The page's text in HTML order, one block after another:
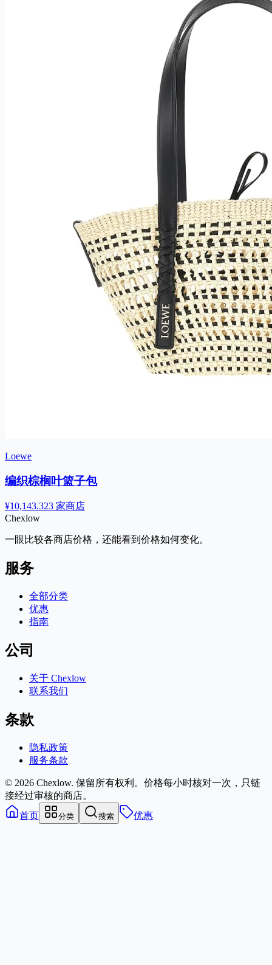
Loewe
编织棕榈叶篮子包
¥10,143.323 家商店
Chexlow
一眼比较各商店价格，还能看到价格如何变化。
服务
全部分类
优惠
指南
公司
关于 Chexlow
联系我们
条款
隐私政策
服务条款
© 2026 Chexlow. 保留所有权利。 价格每小时核对一次，只链
接经过审核的商店。
首页
分类 搜索 优惠